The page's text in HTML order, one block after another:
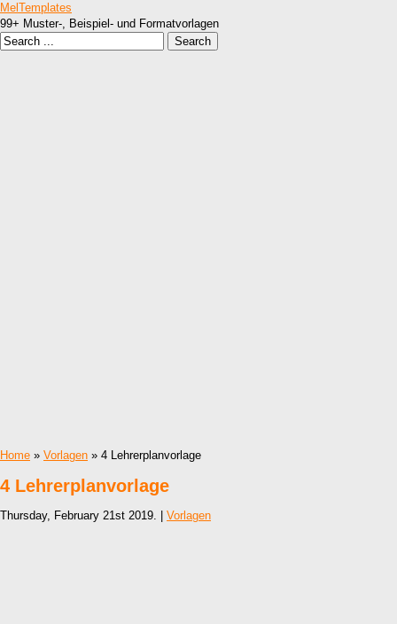
MelTemplates
99+ Muster-, Beispiel- und Formatvorlagen
Home » Vorlagen » 4 Lehrerplanvorlage
4 Lehrerplanvorlage
Thursday, February 21st 2019. | Vorlagen